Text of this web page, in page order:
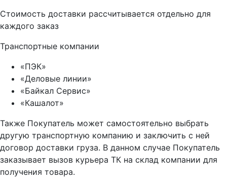
Стоимость доставки рассчитывается отдельно для
каждого заказ
Транспортные компании
«ПЭК»
«Деловые линии»
«Байкал Сервис»
«Кашалот»
Также Покупатель может самостоятельно выбрать
другую транспортную компанию и заключить с ней
договор доставки груза. В данном случае Покупатель
заказывает вызов курьера ТК на склад компании для
получения товара.